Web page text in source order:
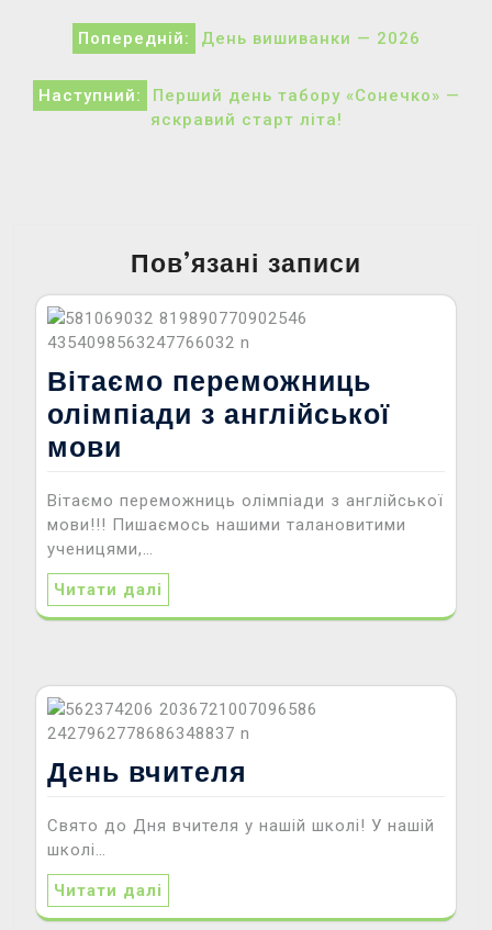
Навігація
записів
Попередній: День вишиванки — 2026
Наступний:
Перший день табору «Сонечко» —
яскравий старт літа!
Пов’язані записи
Вітаємо переможниць
олімпіади з англійської
мови
Вітаємо переможниць олімпіади з англійської
мови!!! Пишаємось нашими талановитими
ученицями,…
Читати далі
День вчителя
Свято до Дня вчителя у нашій школі! У нашій
школі…
Читати далі